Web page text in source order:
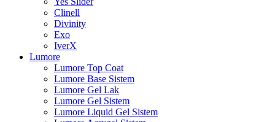
Clinell
Divinity
Exo
IverX
Lumore
Lumore Top Coat
Lumore Base Sistem
Lumore Gel Lak
Lumore Gel Sistem
Lumore Liquid Gel Sistem